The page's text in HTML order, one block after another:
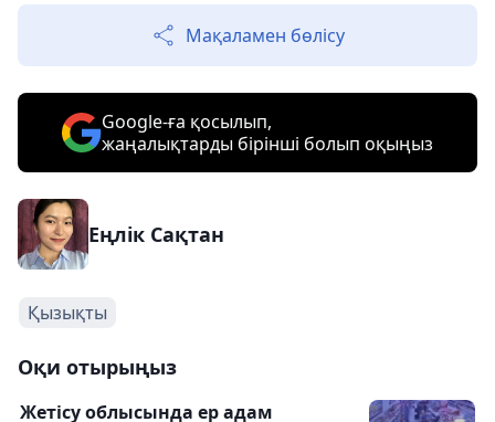
Мақаламен бөлісу
Google-ға қосылып,
жаңалықтарды бірінші болып оқыңыз
Еңлік Сақтан
Қызықты
Оқи отырыңыз
Жетісу облысында ер адам